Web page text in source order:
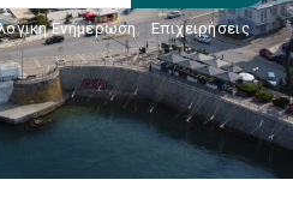
Ενημέρωση, Επιχειρήσεις